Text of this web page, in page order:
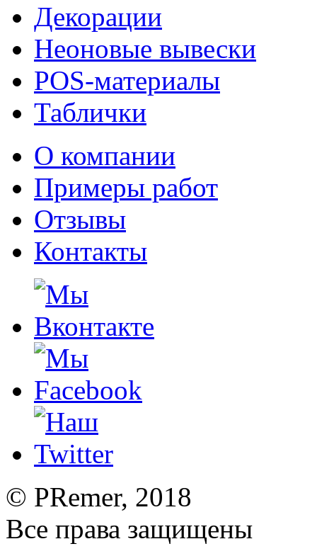
Декорации
Неоновые вывески
POS-материалы
Таблички
О компании
Примеры работ
Отзывы
Контакты
© PRemer, 2018
Все права защищены